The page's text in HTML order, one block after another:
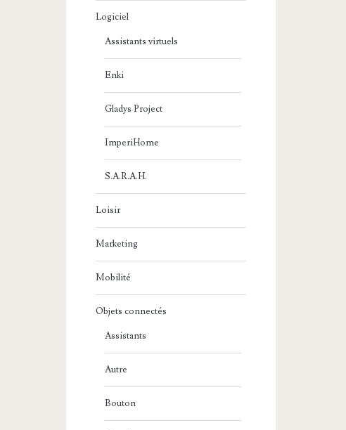
Logiciel
Assistants virtuels
Enki
Gladys Project
ImperiHome
S.A.R.A.H.
Loisir
Marketing
Mobilité
Objets connectés
Assistants
Autre
Bouton